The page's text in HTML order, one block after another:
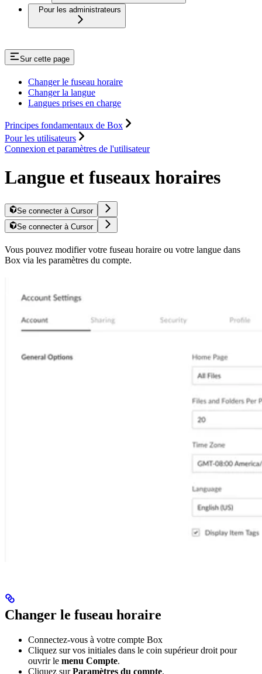
Pour les administrateurs
Sur cette page
Changer le fuseau horaire
Changer la langue
Langues prises en charge
Principes fondamentaux de Box
Pour les utilisateurs
Connexion et paramètres de l'utilisateur
Langue et fuseaux horaires
Se connecter à Cursor
Se connecter à Cursor
Vous pouvez modifier votre fuseau horaire ou votre langue dans
Box via les paramètres du compte.
Changer le fuseau horaire
Connectez-vous à votre compte Box
Cliquez sur vos initiales dans le coin supérieur droit pour
ouvrir le menu Compte.
Cliquez surParamètres du compte.